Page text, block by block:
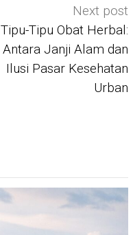
Next post
Tipu-Tipu Obat Herbal:
Antara Janji Alam dan
Ilusi Pasar Kesehatan
Urban